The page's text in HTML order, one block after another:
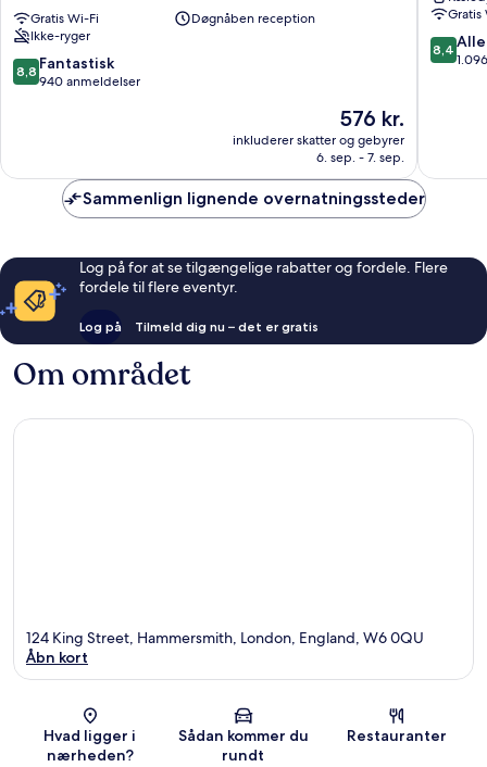
-
Talgarth
Road
Hammersmith
Gratis Wi-Fi
Døgnåben reception
Ikke-ryger
8.8
ud
anmeldelser
8,8 Fantastisk
940 anmeldelser
Prisen
576 kr.
576 kr.
inkluderer skatter og gebyrer
6. sep. - 7. sep.
og
Fulham
Gratis
8.4
ud
8,4
Sammenlign lignende overnatningssteder
Log på for at se tilgængelige rabatter og fordele. Flere
fordele til flere eventyr.
Log på Tilmeld dig nu – det er gratis
Om området
Kort
124 King Street, Hammersmith, London, England, W6 0QU
Åbn kort
Hvad ligger i
nærheden?
Sådan kommer du
rundt
Restauranter